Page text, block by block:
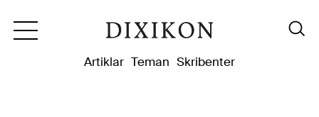
Artiklar Teman Skribenter